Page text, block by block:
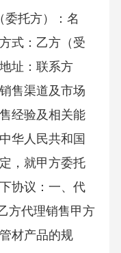
委托方）：名
式：乙方（受
址：联系方
售渠道及市场
经验及相关能
华人民共和国
，就甲方委托
协议：一、代
方代理销售甲方
材产品的规